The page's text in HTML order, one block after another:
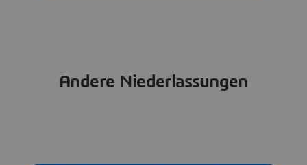
Andere Niederlassungen